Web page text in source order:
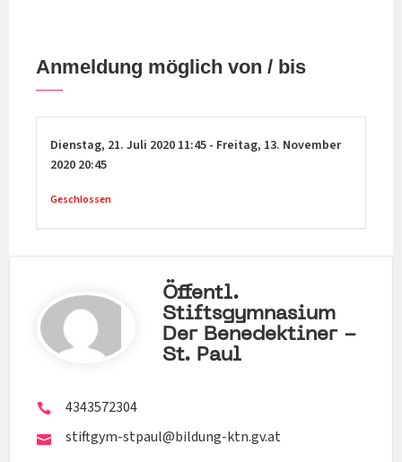
Anmeldung möglich von / bis
Dienstag, 21. Juli 2020 11:45 - Freitag, 13. November
2020 20:45
Geschlossen
Öffentl.
Stiftsgymnasium
Der Benedektiner -
St. Paul
4343572304
stiftgym-stpaul@bildung-ktn.gv.at